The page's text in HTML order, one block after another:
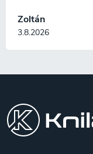
Zoltán
3.8.2026